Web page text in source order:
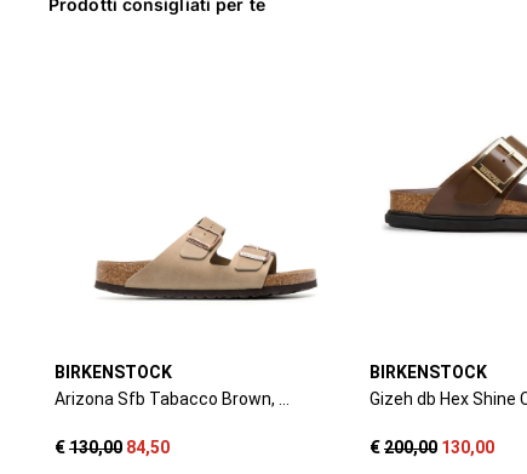
Prodotti consigliati per te